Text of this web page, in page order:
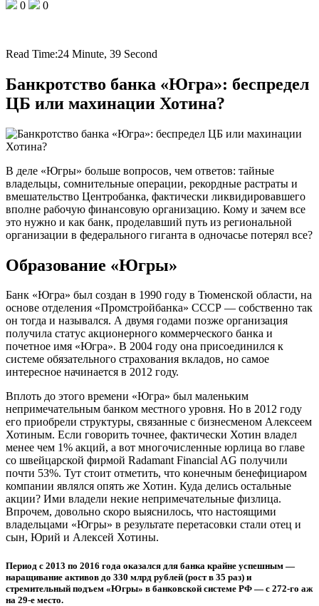
0
0
Read Time:24 Minute, 39 Second
Банкротство банка «Югра»: беспредел
ЦБ или махинации Хотина?
В деле «Югры» больше вопросов, чем ответов: тайные
владельцы, сомнительные операции, рекордные растраты и
вмешательство Центробанка, фактически ликвидировавшего
вполне рабочую финансовую организацию. Кому и зачем все
это нужно и как банк, проделавший путь из региональной
организации в федерального гиганта в одночасье потерял все?
Образование «Югры»
Банк «Югра» был создан в 1990 году в Тюменской области, на
основе отделения «Промстройбанка» СССР — собственно так
он тогда и назывался. А двумя годами позже организация
получила статус акционерного коммерческого банка и
почетное имя «Югра». В 2004 году она присоединился к
системе обязательного страхования вкладов, но самое
интересное начинается в 2012 году.
Вплоть до этого времени «Югра» был маленьким
непримечательным банком местного уровня. Но в 2012 году
его приобрели структуры, связанные с бизнесменом Алексеем
Хотиным. Если говорить точнее, фактически Хотин владел
менее чем 1% акций, а вот многочисленные юрлица во главе
со швейцарской фирмой Radamant Financial AG получили
почти 53%. Тут стоит отметить, что конечным бенефициаром
компании являлся опять же Хотин. Куда делись остальные
акции? Ими владели некие непримечательные физлица.
Впрочем, довольно скоро выяснилось, что настоящими
владельцами «Югры» в результате перетасовки стали отец и
сын, Юрий и Алексей Хотины.
Период с 2013 по 2016 года оказался для банка крайне успешным —
наращивание активов до 330 млрд рублей (рост в 35 раз) и
стремительный подъем «Югры» в банковской системе РФ — с 272-го аж
на 29-е место.